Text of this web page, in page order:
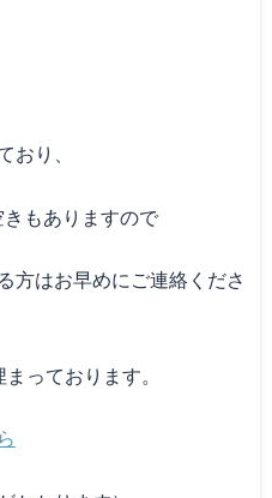
おり、
もありますので
方はお早めにご連絡くださ
っております。